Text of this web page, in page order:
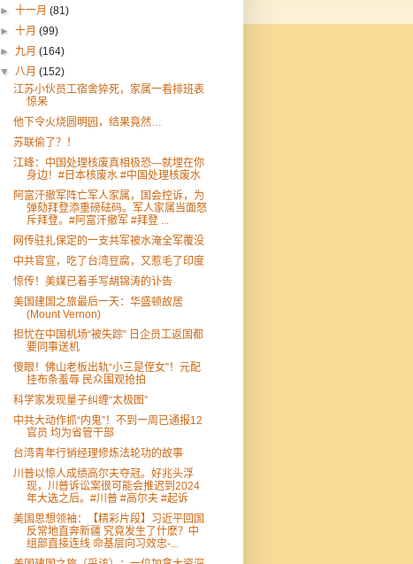
►十一月(81)
►十月(99)
► 九月(164)
▼八月(152)
江苏小伙员工宿舍猝死，家属一看排班表
惊呆
他下令火烧圆明园，结果竟然…
苏联偷了？！
江峰：中国处理核废真相极恐—就埋在你
身边！#日本核废水 #中国处理核废水
阿富汗撤军阵亡军人家属，国会控诉，为
弹劾拜登添重磅砝码。军人家属当面怒
斥拜登。#阿富汗撤军 #拜登 ...
网传驻扎保定的一支共军被水淹全军覆没
中共官宣，吃了台湾豆腐，又惹毛了印度
惊传！美媒已着手写胡锦涛的讣告
美国建国之旅最后一天：华盛顿故居
(Mount Vernon)
担忧在中国机场“被失踪” 日企员工返国都
要同事送机
傻眼！佛山老板出轨“小三是侄女”！元配
挂布条羞辱 民众围观抢拍
科学家发现量子纠缠“太极图”
中共大动作抓“内鬼”！不到一周已通报12
官员 均为省管干部
台湾青年行销经理修炼法轮功的故事
川普以惊人成绩高尔夫夺冠。好兆头浮
现，川普诉讼案很可能会推迟到2024
年大选之后。#川普 #高尔夫 #起诉
美国思想领袖：【精彩片段】习近平回国
反常地直奔新疆 究竟发生了什麽？中
组部直接连线 命基层向习效忠-...